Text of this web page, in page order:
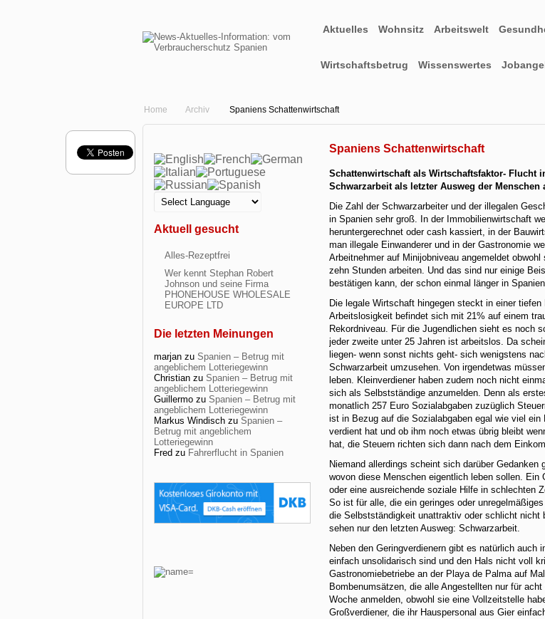
Aktuelles Wohnsitz Arbeitswelt
Wirtschaftsbetrug Wissenswertes
Home Archiv Spaniens Schattenwirtschaft
Aktuell gesucht
Alles-Rezeptfrei
Wer kennt Stephan Robert
Johnson und seine Firma
PHONEHOUSE WHOLESALE
EUROPE LTD
Die letzten Meinungen
marjan zu Spanien – Betrug mit
angeblichem Lotteriegewinn
Christian zu Spanien – Betrug mit
angeblichem Lotteriegewinn
Guillermo zu Spanien – Betrug mit
angeblichem Lotteriegewinn
Markus Windisch zu Spanien –
Betrug mit angeblichem
Lotteriegewinn
Fred zu Fahrerflucht in Spanien
Spaniens Schattenwirtschaft
Schattenwirtschaft als Wirtschaftsfaktor- Flucht
Schwarzarbeit als letzter Ausweg der Menschen
Die Zahl der Schwarzarbeiter und der illegalen
in Spanien sehr groß. In der Immobilienwirtschaft
heruntergerechnet oder cash kassiert, in der
man illegale Einwanderer und in der Gastronomie
Arbeitnehmer auf Minijobniveau angemeldet
zehn Stunden arbeiten. Und das sind nur einige
bestätigen kann, der schon einmal länger in
Die legale Wirtschaft hingegen steckt in einer tiefen
Arbeitslosigkeit befindet sich mit 21% auf einem
Rekordniveau. Für die Jugendlichen sieht es noch
jeder zweite unter 25 Jahren ist arbeitslos. Da
liegen- wenn sonst nichts geht- sich wenigstens
Schwarzarbeit umzusehen. Von irgendetwas
leben. Kleinverdiener haben zudem noch nicht
sich als Selbstständige anzumelden. Denn als
monatlich 257 Euro Sozialabgaben zuzüglich
ist in Bezug auf die Sozialabgaben egal wie viel ein
verdient hat und ob ihm noch etwas übrig bleibt
hat, die Steuern richten sich dann nach dem
Niemand allerdings scheint sich darüber Gedanken
wovon diese Menschen eigentlich leben sollen. Ein
oder eine ausreichende soziale Hilfe in schlechten
So ist für alle, die ein geringes oder
die Selbstständigkeit unattraktiv oder schlicht nicht
sehen nur den letzten Ausweg: Schwarzarbeit.
Neben den Geringverdienern gibt es natürlich auch
einfach unsolidarisch sind und den Hals nicht voll
Gastronomiebetriebe an der Playa de Palma auf
Bombenumsätzen, die alle Angestellten nur für
Woche anmelden, obwohl sie eine Vollzeitstelle
Großverdiener, die ihr Hauspersonal aus Gier